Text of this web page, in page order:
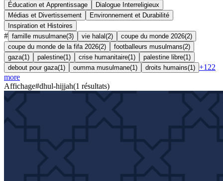
Éducation et Apprentissage
Dialogue Interreligieux
Médias et Divertissement
Environnement et Durabilité
Inspiration et Histoires
# famille musulmane(3) vie halal (2) coupe du monde 2026(2)
coupe du monde de la fifa 2026(2) footballeurs musulmans(2)
gaza(1 ) palestine(1 ) crise humanitaire(1 ) palestine libre(1 )
debout pour gaza(1 ) oumma musulmane(1 ) droits humains(1 ) +122
more
Affichage#dhul-hijjah(1 résultats)